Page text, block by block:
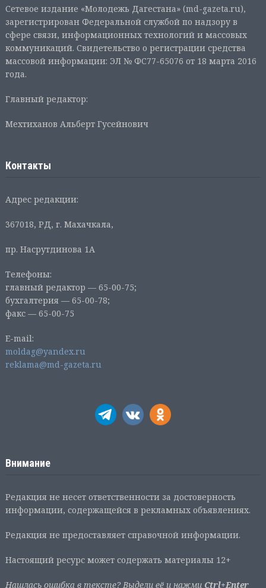
Сетевое издание «Молодежь Дагестана» (md-gazeta.ru),
зарегистрирован Федеральной службой по надзору в
сфере связи, информационных технологий и массовых
коммуникаций. Свидетельство о регистрации средства
массовой информации: ЭЛ № ФС77-65076 от 18 марта 2016
года.
Главный редактор:
Мехтиханов Альберт Гусейнович
Контакты
Адрес редакции:
367018, РД, г. Махачкала,
пр. Насрутдинова 1А
Телефоны:
главный редактор — 65-00-75;
бухгалтерия — 65-00-78;
факс — 65-00-75
E-mail:
moldag@yandex.ru
reklama@md-gazeta.ru
Внимание
Редакция не несет ответственности за достоверность
информации, содержащейся в рекламных объявлениях.
Редакция не предоставляет справочной информации.
Настоящий ресурс может содержать материалы 12+
Нашлась ошибка в тексте? Выдели её и нажми Ctrl+Enter